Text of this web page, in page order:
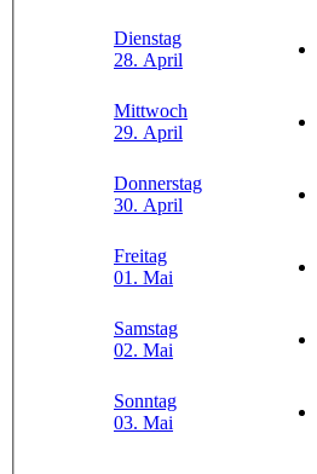
Dienstag
28. April
Mittwoch
29. April
Donnerstag
30. April
Freitag
01. Mai
Samstag
02. Mai
Sonntag
03. Mai